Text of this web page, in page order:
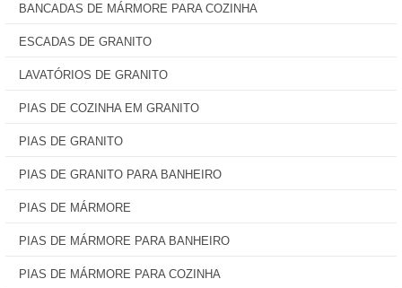
BANCADAS DE MÁRMORE PARA COZINHA
ESCADAS DE GRANITO
LAVATÓRIOS DE GRANITO
PIAS DE COZINHA EM GRANITO
PIAS DE GRANITO
PIAS DE GRANITO PARA BANHEIRO
PIAS DE MÁRMORE
PIAS DE MÁRMORE PARA BANHEIRO
PIAS DE MÁRMORE PARA COZINHA